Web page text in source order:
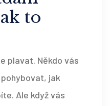
to
plavat. Někdo vás
jak
Ale když vás